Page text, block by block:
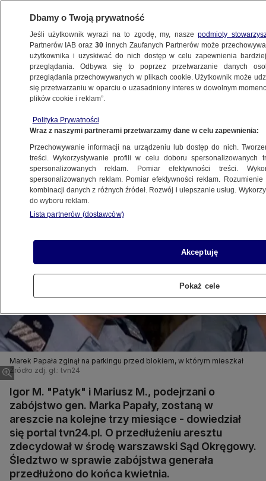
POLSKA
w areszcie
16.01.2013, 17:58
Udostępnij
Marek Papała zginął na parkingu przed blokiem, w którym mieszkał
Źródło zdj. gł.: tvn24
Igor M. "Patyk" i Mariusz M., podejrzani o
zabójstwo gen. Marka Papały, zostaną w
areszcie na kolejne trzy miesiące - dowiedział
się portal tvn24.pl. O przedłużeniu aresztu
zdecydował w środę warszawski Sąd Okręgowy.
Śledztwo w sprawie zabójstwa generała
przedłużono do końca kwietnia.
Dbamy o Twoją prywatność
Jeśli użytkownik wyrazi na to zgodę, my, naszepodmioty
Partnerów IAB oraz30 innych Zaufanych Partnerów może
użytkownika i uzyskiwać do nich dostęp w celu zapewnienia
przeglądania. Odbywa się to poprzez przetwarzanie danych
przeglądania przechowywanych w plikach cookie. Użytkownik może
się przetwarzaniu w oparciu o uzasadniony interes w dowolnym
plików cookie i reklam”.
Polityka Prywatności
Wraz z naszymi partnerami przetwarzamy dane w celu zapewnienia:
Przechowywanie informacji na urządzeniu lub dostęp do nich.
treści. Wykorzystywanie profili w celu doboru spersonalizowanych
spersonalizowanych reklam. Pomiar efektywności treści.
spersonalizowanych reklam. Pomiar efektywności reklam.
kombinacji danych z różnych źródeł. Rozwój i ulepszanie usług.
do wyboru reklam.
Lista partnerów (dostawców)
Akceptuję
Pokaż cele